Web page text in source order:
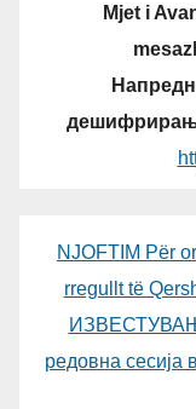
Mjet i
NJOFTIM Për
rregullt të
редовна сесија